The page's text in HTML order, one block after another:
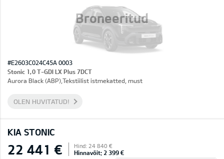
Broneeritud
#E2603C024C45A 0003
Stonic 1,0 T-GDI LX Plus 7DCT
Aurora Black (ABP),Tekstiilist istmekatted, must
OLEN HUVITATUD!
KIA STONIC
22 441 € Hind: 24 840 €
Hinnavõit: 2 399 €